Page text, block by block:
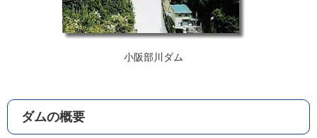
小阪部川ダム
ダムの概要